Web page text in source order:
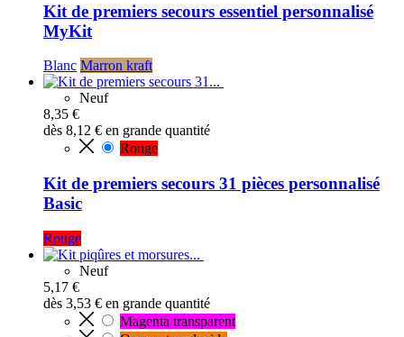
Kit de premiers secours essentiel personnalisé
MyKit
Blanc Marron kraft
Neuf
8,35 €
dès 8,12 € en grande quantité
Rouge
Kit de premiers secours 31 pièces personnalisé
Basic
Rouge
Neuf
5,17 €
dès 3,53 € en grande quantité
Magenta transparent